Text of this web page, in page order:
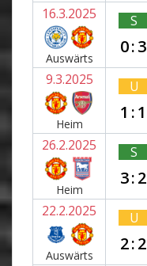
16.3.2025
Auswärts
S
0:3
9.3.2025
Heim
U
1:1
26.2.2025
Heim
S
3:2
22.2.2025
Auswärts
U
2:2